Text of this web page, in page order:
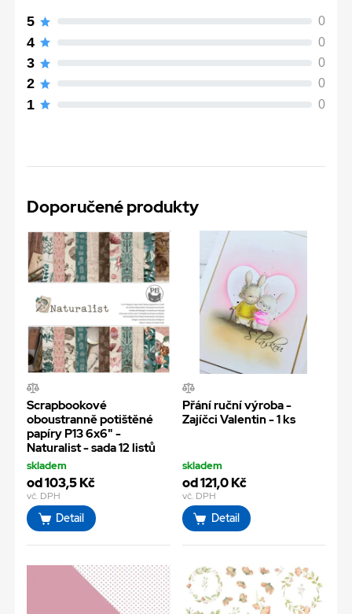
5 0
4 0
3 0
2 0
1 0
Doporučené produkty
Scrapbookové
oboustranně potištěné
papíry P13 6x6" -
Naturalist - sada 12 listů
skladem
od 103,5 Kč
vč. DPH
Detail
Přání ruční výroba -
Zajíčci Valentin - 1 ks
skladem
od 121,0 Kč
vč. DPH
Detail